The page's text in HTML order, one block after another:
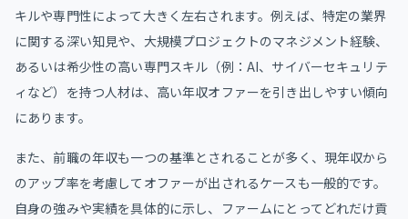
キルや専門性によって大きく左右されます。例えば、特定の業界
に関する深い知見や、大規模プロジェクトのマネジメント経験、
あるいは希少性の高い専門スキル（例：AI、サイバーセキュリテ
ィなど）を持つ人材は、高い年収オファーを引き出しやすい傾向
にあります。
また、前職の年収も一つの基準とされることが多く、現年収から
のアップ率を考慮してオファーが出されるケースも一般的です。
自身の強みや実績を具体的に示し、ファームにとってどれだけ貢